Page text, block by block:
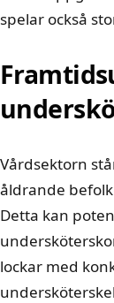
spelar också
Vårdsektorn
åldrande
Detta kan
lockar med